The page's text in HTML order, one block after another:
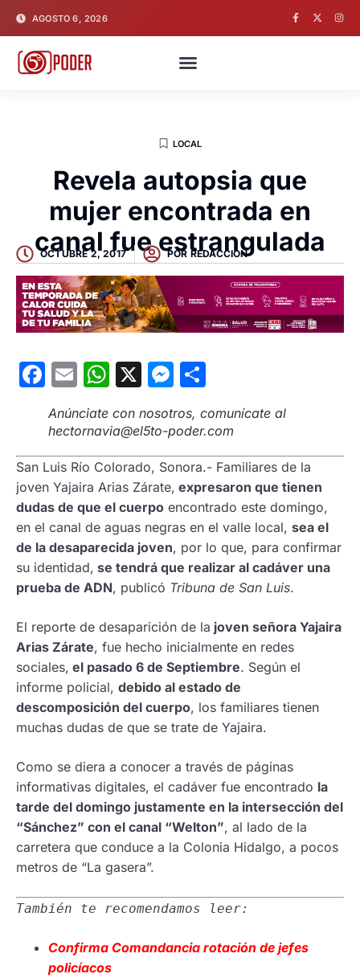
AGOSTO 6, 2026
LOCAL
Revela autopsia que
mujer encontrada en
canal fue estrangulada
OCTUBRE 2, 2017 POR REDACCION
Facebook
EmailWhatsApp
X Messenger
Anúnciate con nosotros, comunícate al
hectornavia@el5to-poder.com
San Luis Río Colorado, Sonora.- Familiares de la
joven Yajaira Arias Zárate, expresaron que tienen
dudas de que el cuerpo encontrado este domingo,
en el canal de aguas negras en el valle local, sea el
de la desaparecida joven, por lo que, para confirmar
su identidad, se tendrá que realizar al cadáver una
prueba de ADN, publicó Tribuna de San Luis.
El reporte de desaparición de la joven señora Yajaira
Arias Zárate, fue hecho inicialmente en redes
sociales, el pasado 6 de Septiembre. Según el
informe policial, debido al estado de
descomposición del cuerpo, los familiares tienen
muchas dudas de que se trate de Yajaira.
Como se diera a conocer a través de páginas
informativas digitales, el cadáver fue encontrado la
tarde del domingo justamente en la intersección del
“Sánchez” con el canal “Welton”, al lado de la
carretera que conduce a la Colonia Hidalgo, a pocos
metros de “La gasera”.
También te recomendamos leer:
Confirma Comandancia rotación de jefes
policíacos